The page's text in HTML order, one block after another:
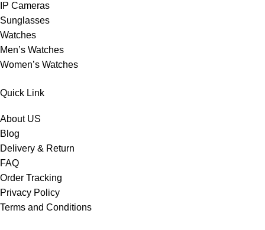
IP Cameras
Sunglasses
Watches
Men’s Watches
Women’s Watches
Quick Link
About US
Blog
Delivery & Return
FAQ
Order Tracking
Privacy Policy
Terms and Conditions